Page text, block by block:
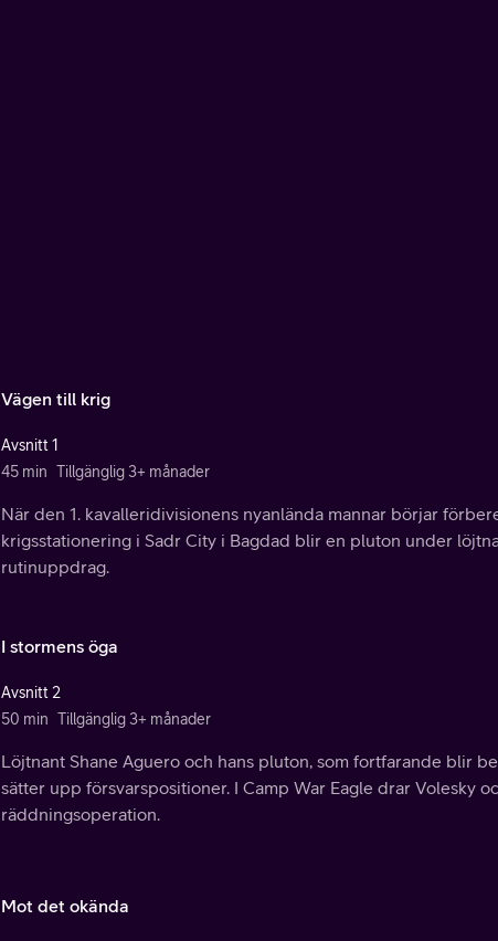
Vägen till krig
Avsnitt 1
45 min Tillgänglig 3+ månader
När den 1. kavalleridivisionens nyanlända mannar börjar
krigsstationering i Sadr City i Bagdad blir en pluton under
rutinuppdrag.
I stormens öga
Avsnitt 2
50 min Tillgänglig 3+ månader
Löjtnant Shane Aguero och hans pluton, som fortfarande blir
sätter upp försvarspositioner. I Camp War Eagle drar Volesky
räddningsoperation.
Mot det okända